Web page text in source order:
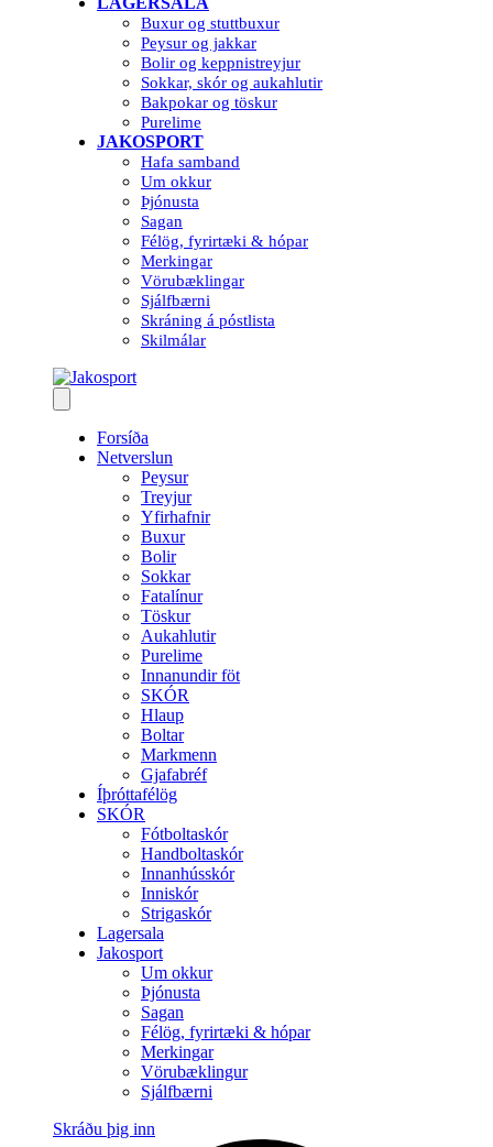
Buxur og stuttbuxur
Peysur og jakkar
Bolir og keppnistreyjur
Sokkar, skór og aukahlutir
Bakpokar og töskur
Purelime
JAKOSPORT
Hafa samband
Um okkur
Þjónusta
Sagan
Félög, fyrirtæki & hópar
Merkingar
Vörubæklingar
Sjálfbærni
Skráning á póstlista
Skilmálar
Forsíða
Netverslun
Peysur
Treyjur
Yfirhafnir
Buxur
Bolir
Sokkar
Fatalínur
Töskur
Aukahlutir
Purelime
Innanundir föt
SKÓR
Hlaup
Boltar
Markmenn
Gjafabréf
Íþróttafélög
SKÓR
Fótboltaskór
Handboltaskór
Innanhússkór
Inniskór
Strigaskór
Lagersala
Jakosport
Um okkur
Þjónusta
Sagan
Félög, fyrirtæki & hópar
Merkingar
Vörubæklingur
Sjálfbærni
Skráðu þig inn